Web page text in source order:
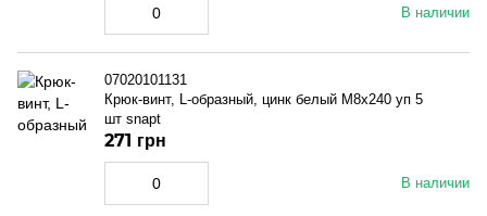
В наличии
07020101131
Крюк-винт, L-образный, цинк белый M8x240 уп 5
шт snapt
В наличии
271 грн